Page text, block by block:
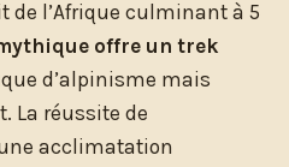
de l’Afrique culminant à 5
offre un trek
d’alpinisme mais
La réussite de
acclimatation